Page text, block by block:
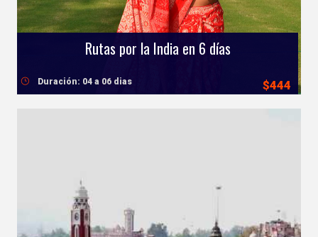
Rutas por la India en 6 días
$444
Duración: 04 a 06 dias